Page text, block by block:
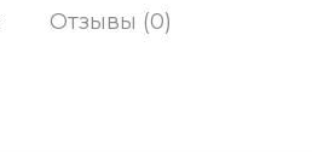
Отзывы (0)